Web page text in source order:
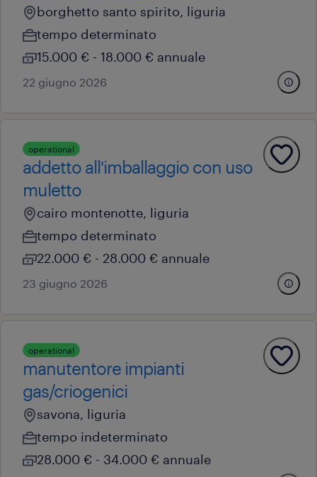
borghetto santo spirito, liguria
tempo determinato
15.000 € - 18.000 € annuale
22 giugno 2026
operational
addetto all'imballaggio con uso
muletto
cairo montenotte, liguria
tempo determinato
22.000 € - 28.000 € annuale
23 giugno 2026
operational
manutentore impianti
gas/criogenici
savona, liguria
tempo indeterminato
28.000 € - 34.000 € annuale